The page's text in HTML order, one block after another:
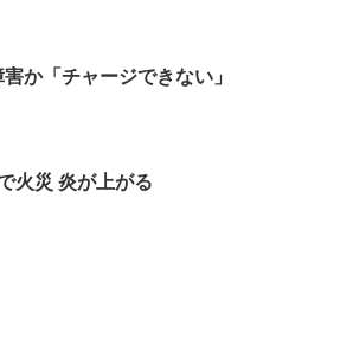
か「チャージできない」
火災 炎が上がる